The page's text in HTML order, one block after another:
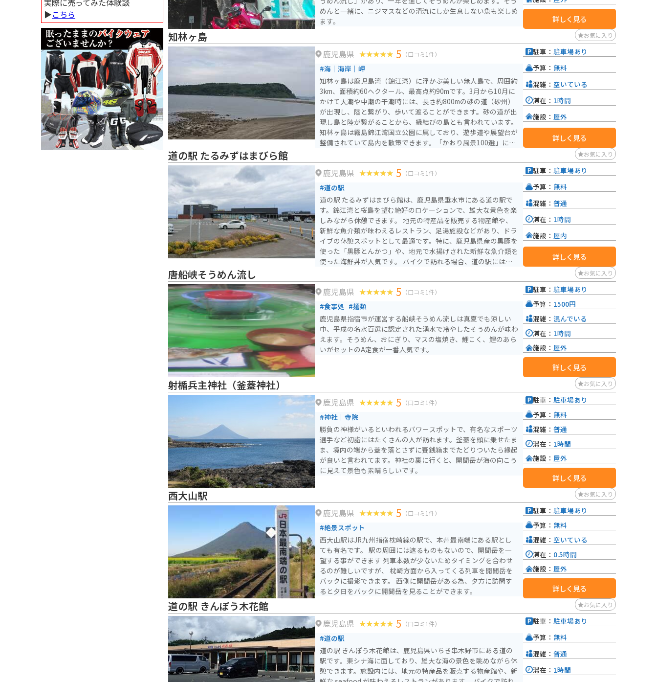
実際に売ってみた体験談
▶︎こちら
めんと一緒に、ニジマスなどの清流にしか生息しない魚も楽しめ
ます。
詳しく見る
知林ヶ島 お気に入り
鹿児島県 5 （口コミ1件）
#海｜海岸｜岬
知林ヶ島は鹿児島湾（錦江湾）に浮かぶ美しい無人島で、周囲約
3km、面積約60ヘクタール、最高点約90mです。3月から10月に
かけて大潮や中潮の干潮時には、長さ約800mの砂の道（砂州）
が出現し、陸と繋がり、歩いて渡ることができます。砂の道が出
現し島と陸が繋がることから、縁結びの島とも言われています。
知林ヶ島は霧島錦江湾国立公園に属しており、遊歩道や展望台が
整備されていて島内を散策できます。「かおり風景100選」にも
モ、ナタネなどが豊富に収穫され、「宝の島」とも称されていま
した。さらに、平成20年のNHK大河ドラマ『篤姫』のロケ地と
もなりました。 知林ヶ島の対岸には魚見岳があり、その頂上付
近の展望台からは知林ヶ島をはじめ、錦江湾や指宿市街地を眺め
ることができます。また、桜の名所としても知られており、桜の
季節には約1,000本のソメイヨシノを楽しむことができます。特
に、砂の道が出現していない時には、魚見岳からの眺望がおすす
めです。
駐車： 駐車場あり
予算： 無料
混雑： 空いている
滞在： 1時間
施設： 屋外
詳しく見る
道の駅 たるみずはまびら館 お気に入り
鹿児島県 5 （口コミ1件）
#道の駅
道の駅 たるみずはまびら館は、鹿児島県垂水市にある道の駅で
す。錦江湾と桜島を望む絶好のロケーションで、雄大な景色を楽
しみながら休憩できます。 地元の特産品を販売する物産館や、
新鮮な魚介類が味わえるレストラン、足湯施設などがあり、ドラ
イブの休憩スポットとして最適です。特に、鹿児島県産の黒豚を
使った「黒豚とんかつ」や、地元で水揚げされた新鮮な魚介類を
使った海鮮丼が人気です。 バイクで訪れる場合、道の駅には
大な桜島を間近に見ることができる観光スポットや、風光明媚な
海岸線沿いを走るシーサイドロードなど、ツーリングに最適なル
ートが豊富にあります。道の駅で休憩しながら、鹿児島の雄大な
自然を満喫してみてはいかがでしょうか。
駐車： 駐車場あり
予算： 無料
混雑： 普通
滞在： 1時間
施設： 屋内
詳しく見る
唐船峡そうめん流し お気に入り
鹿児島県 5 （口コミ1件）
#食事処 #麺類
鹿児島県指宿市が運営する船峡そうめん流しは真夏でも涼しい
中、平成の名水百選に認定された湧水で冷やしたそうめんが味わ
えます。そうめん、おにぎり、マスの塩焼き、鯉こく、鯉のあら
いがセットのA定食が一番人気です。
駐車： 駐車場あり
予算： 1500円
混雑： 混んでいる
滞在： 1時間
施設： 屋外
詳しく見る
射楯兵主神社（釜蓋神社） お気に入り
鹿児島県 5 （口コミ1件）
#神社｜寺院
勝負の神様がいるといわれるパワースポットで、有名なスポーツ
選手など初詣にはたくさんの人が訪れます。釜蓋を頭に乗せたま
ま、境内の端から蓋を落とさずに賽銭箱までたどりついたら縁起
が良いと言われてます。神社の裏に行くと、開聞岳が海の向こう
に見えて景色も素晴らしいです。
駐車： 駐車場あり
予算： 無料
混雑： 普通
滞在： 1時間
施設： 屋外
詳しく見る
西大山駅 お気に入り
鹿児島県 5 （口コミ1件）
#絶景スポット
西大山駅はJR九州指宿枕崎線の駅で、本州最南端にある駅とし
ても有名です。 駅の周囲には遮るものもないので、開聞岳を一
望する事ができます 列車本数が少ないためタイミングを合わせ
るのが難しいですが、 枕崎方面から入ってくる列車を開聞岳を
バックに撮影できます。 西側に開聞岳がある為、夕方に訪問す
ると夕日をバックに開聞岳を見ることができます。
駐車： 駐車場あり
予算： 無料
混雑： 空いている
滞在： 0.5時間
施設： 屋外
詳しく見る
道の駅 きんぽう木花館 お気に入り
鹿児島県 5 （口コミ1件）
#道の駅
道の駅 きんぽう木花館は、鹿児島県いちき串木野市にある道の
駅です。東シナ海に面しており、雄大な海の景色を眺めながら休
憩できます。施設内には、地元の特産品を販売する物産館や、新
駐車： 駐車場あり
予算： 無料
混雑： 普通
滞在： 1時間